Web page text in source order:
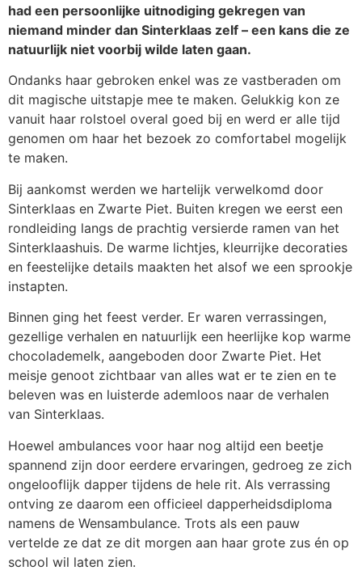
had een persoonlijke uitnodiging gekregen van
niemand minder dan Sinterklaas zelf – een kans die ze
natuurlijk niet voorbij wilde laten gaan.
Ondanks haar gebroken enkel was ze vastberaden om
dit magische uitstapje mee te maken. Gelukkig kon ze
vanuit haar rolstoel overal goed bij en werd er alle tijd
genomen om haar het bezoek zo comfortabel mogelijk
te maken.
Bij aankomst werden we hartelijk verwelkomd door
Sinterklaas en Zwarte Piet. Buiten kregen we eerst een
rondleiding langs de prachtig versierde ramen van het
Sinterklaashuis. De warme lichtjes, kleurrijke decoraties
en feestelijke details maakten het alsof we een sprookje
instapten.
Binnen ging het feest verder. Er waren verrassingen,
gezellige verhalen en natuurlijk een heerlijke kop warme
chocolademelk, aangeboden door Zwarte Piet. Het
meisje genoot zichtbaar van alles wat er te zien en te
beleven was en luisterde ademloos naar de verhalen
van Sinterklaas.
Hoewel ambulances voor haar nog altijd een beetje
spannend zijn door eerdere ervaringen, gedroeg ze zich
ongelooflijk dapper tijdens de hele rit. Als verrassing
ontving ze daarom een officieel dapperheidsdiploma
namens de Wensambulance. Trots als een pauw
vertelde ze dat ze dit morgen aan haar grote zus én op
school wil laten zien.